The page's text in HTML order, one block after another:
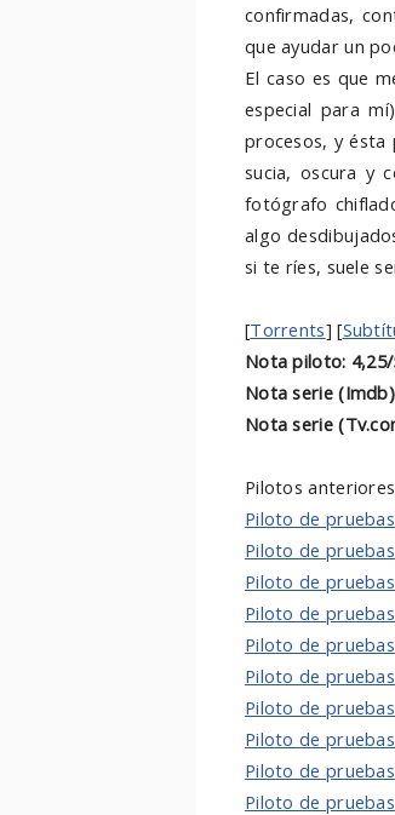
confirmadas,
que ayudar un
El caso es que
especial para
procesos, y ésta
sucia, oscura y
fotógrafo
algo
si te ríes, suele
[Torrents] [
Nota piloto:
Nota serie
Nota serie
Pilotos
Piloto de
Piloto de
Piloto de
Piloto de
Piloto de
Piloto de
Piloto de
Piloto de
Piloto de pruebas
Piloto de pruebas